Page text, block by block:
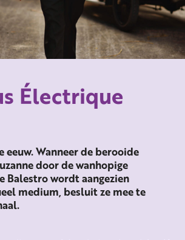
Électrique
eeuw. Wanneer de berooide
door de wanhopige
Balestro wordt aangezien
medium, besluit ze mee te